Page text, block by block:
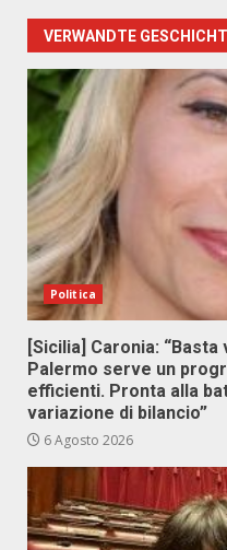
VERWANDTE
Politica
[Sicilia] Caronia:
Palermo serve un
efficienti. Pronta alla
variazione di bilancio”
6 Agosto 2026